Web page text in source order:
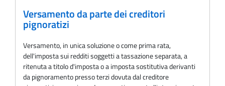
Versamento da parte dei creditori
pignoratizi
Versamento, in unica soluzione o come prima rata,
dell'imposta sui redditi soggetti a tassazione separata, a
ritenuta a titolo d'imposta o a imposta sostitutiva derivanti
da pignoramento presso terzi dovuta dal creditore